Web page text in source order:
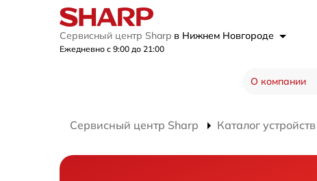
Сервисный центр Sharp в Нижнем Новгороде
Ежедневно с 9:00 до 21:00
О компании
Сервисный центр Sharp Каталог устройств